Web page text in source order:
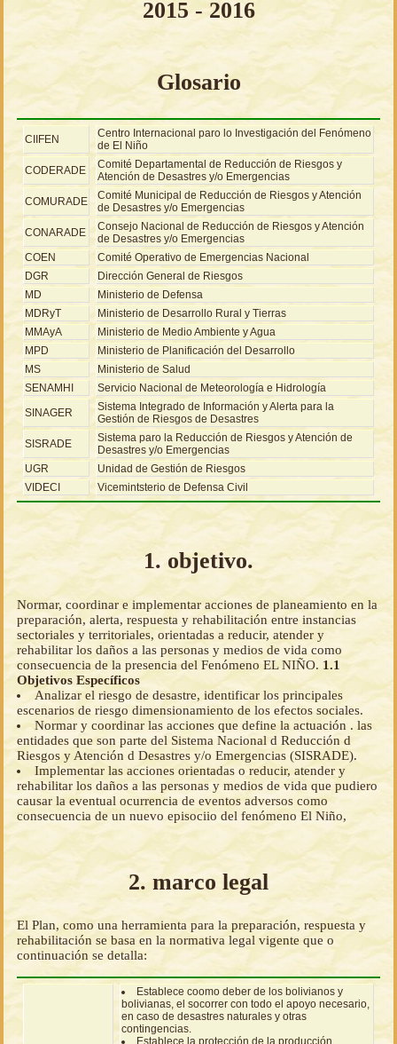
2015 - 2016
Glosario
CIIFEN
Centro Internacional paro lo Investigación del Fenómeno
de El Niño
CODERADE
Comité Departamental de Reducción de Riesgos y
Atención de Desastres y/o Emergencias
COMURADE
Comité Municipal de Reducción de Riesgos y Atención
de Desastres y/o Emergencias
CONARADE
Consejo Nacional de Reducción de Riesgos y Atención
de Desastres y/o Emergencias
COEN
Comité Operativo de Emergencias Nacional
DGR
Dirección General de Riesgos
MD
Ministerio de Defensa
MDRyT
Ministerio de Desarrollo Rural y Tierras
MMAyA
Ministerio de Medio Ambiente y Agua
MPD
Ministerio de Planificación del Desarrollo
MS
Ministerio de Salud
SENAMHI
Servicio Nacional de Meteorología e Hidrología
SINAGER
Sistema Integrado de Información y Alerta para la
Gestión de Riesgos de Desastres
SISRADE
Sistema paro la Reducción de Riesgos y Atención de
Desastres y/o Emergencias
UGR
Unidad de Gestión de Riesgos
VIDECI
Vicemintsterio de Defensa Civil
1. objetivo.
Normar, coordinar e implementar acciones de planeamiento en la
preparación, alerta, respuesta y rehabilitación entre instancias
sectoriales y territoriales, orientadas a reducir, atender y
rehabilitar los daños a las personas y medios de vida como
consecuencia de la presencia del Fenómeno EL NIÑO. 1.1
Objetivos Específicos
Analizar el riesgo de desastre, identificar los principales
escenarios de riesgo dimensionamiento de los efectos sociales.
Normar y coordinar las acciones que define la actuación . las
entidades que son parte del Sistema Nacional d Reducción d
Riesgos y Atención d Desastres y/o Emergencias (SISRADE).
Implementar las acciones orientadas o reducir, atender y
rehabilitar los daños a las personas y medios de vida que pudiero
causar la eventual ocurrencia de eventos adversos como
consecuencia de un nuevo episociio del fenómeno El Niño,
2. marco legal
El Plan, como una herramienta para la preparación, respuesta y
rehabilitación se basa en la normativa legal vigente que o
continuación se detalla:
Establece coomo deber de los bolivianos y
bolivianas, el socorrer con todo el apoyo necesario,
en caso de desastres naturales y otras
contingencias.
Establece la protección de la producción